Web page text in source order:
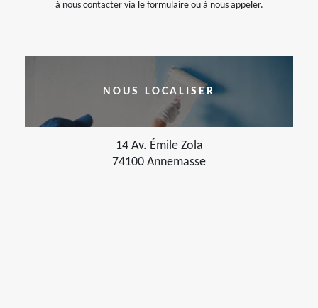
à nous contacter via le formulaire ou à nous appeler.
NOUS LOCALISER
14 Av. Émile Zola
74100 Annemasse